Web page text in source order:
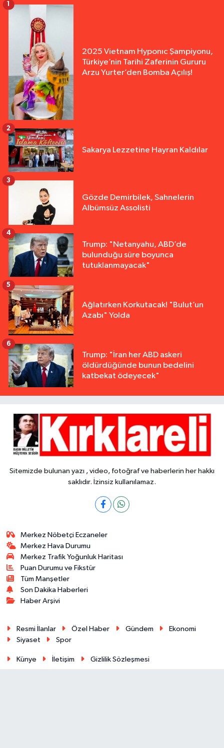
2025 Vietnam Hyponıc Şampiyonu,
Türkiye’nin Tarihi Zaferinin Gururu
Arzu Yurter’den Bomba Açılış!
1
Sakarya Lezzetine Hayran Kaldılar
2
Gözde Demirbilek, Sahnelerin
Albümsüz Assolisti
3
Trump: "Netanyahu, ABD’de
bulunduğu süre boyunca
tutuklanmayacak"
4
Ağlatırken Korkutacak! "Bulut’un
Azabı" Yolda
5
Trump: "İran her ABD askeri
öldürdüğünde bunun bedelini
katbekat ödeyecek"
6
Sitemizde bulunan yazı , video, fotoğraf ve haberlerin her hakkı
saklıdır. İzinsiz kullanılamaz.
Merkez Nöbetçi Eczaneler
Merkez Hava Durumu
Merkez Trafik Yoğunluk Haritası
Puan Durumu ve Fikstür
Tüm Manşetler
Son Dakika Haberleri
Haber Arşivi
Resmi İlanlar Özel Haber Gündem
Ekonomi
Siyaset
Spor
Künye İletişim Gizlilik Sözleşmesi